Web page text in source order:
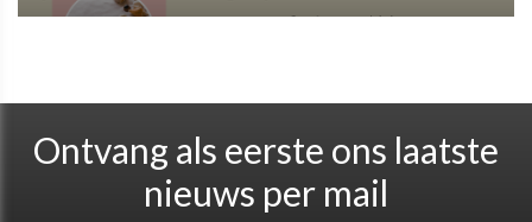
Ontvang als eerste ons laatste
nieuws per mail